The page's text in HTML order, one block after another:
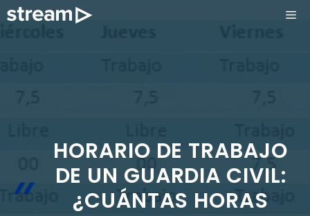
Saltar
HORARIO DE TRABAJO
DE UN GUARDIA CIVIL:
¿CUÁNTAS HORAS